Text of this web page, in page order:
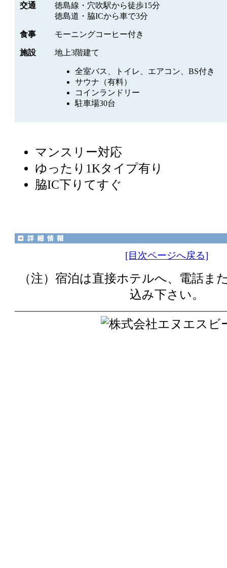
交通
徳島線・穴吹駅から徒歩15分
徳島道・脇ICから車で3分
食事 モーニングコーヒー付き
施設 地上3階建て
全室バス、トイレ、エアコン、BS付き
サウナ（有料）
コインランドリー
駐車場30台
マンスリー対応
ゆったり1Kタイプ有り
脇IC下りてすぐ
[目次ページへ戻る]
（注）宿泊は直接ホテルへ、電話ま
込み下さい。